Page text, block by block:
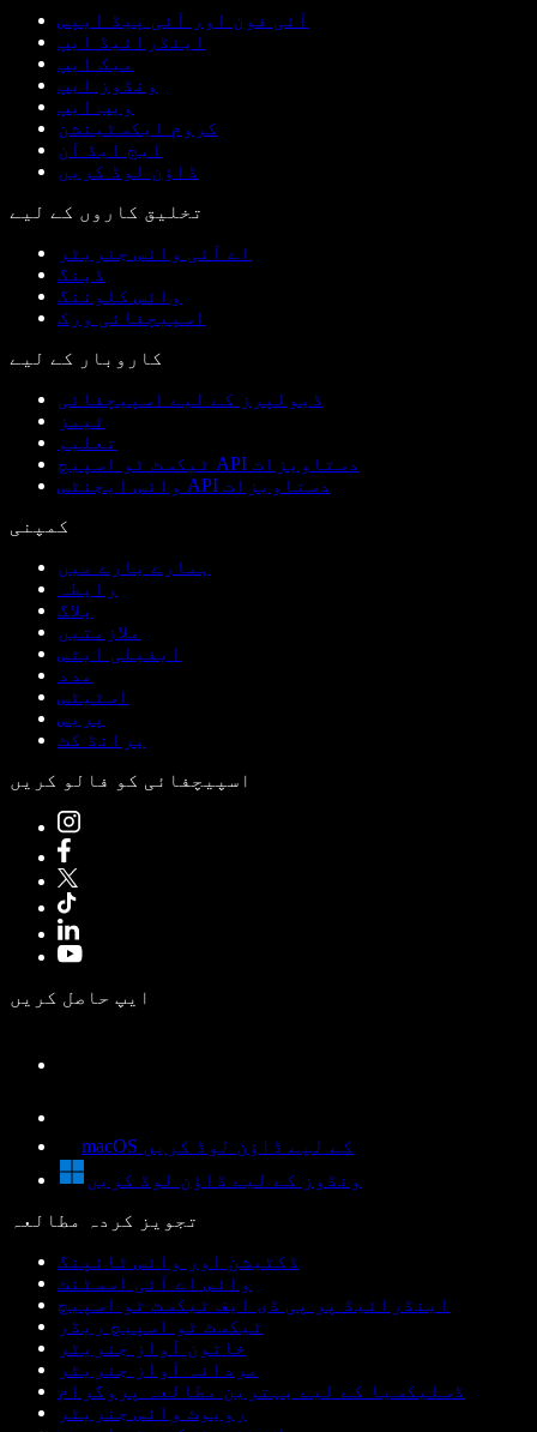
آئی فون اور آئی پیڈ ایپس
اینڈرائیڈ ایپ
میک ایپ
ونڈوز ایپ
ویب ایپ
کروم ایکسٹینشن
ایج ایڈ آن
ڈاؤن لوڈ کریں
تخلیق کاروں کے لیے
اے آئی وائس جنریٹر
ڈبنگ
وائس کلوننگ
اسپیچفائی ورک
کاروبار کے لیے
ڈیولپرز کے لیے اسپیچفائی
ٹیمز
تعلیم
ٹیکسٹ ٹو اسپیچ API دستاویزات
وائس ایجنٹس API دستاویزات
کمپنی
ہمارے بارے میں
رابطہ
بلاگ
ملازمتیں
ایفیلی ایٹس
مدد
اسٹیٹس
پریس
برانڈ کٹ
اسپیچفائی کو فالو کریں
ایپ حاصل کریں
macOS کے لیے ڈاؤن لوڈ کریں
ونڈوز کے لیے ڈاؤن لوڈ کریں
تجویز کردہ مطالعہ
ڈکٹیشن اور وائس ٹائپنگ
وائس اے آئی اسسٹنٹ
اینڈرائیڈ پر پی ڈی ایف ٹیکسٹ ٹو اسپیچ
ٹیکسٹ ٹو اسپیچ ریڈر
خاتون آواز جنریٹر
مردانہ آواز جنریٹر
ڈسلیکسیا کے لیے بہترین مطالعہ پروگرام
روبوٹ وائس جنریٹر